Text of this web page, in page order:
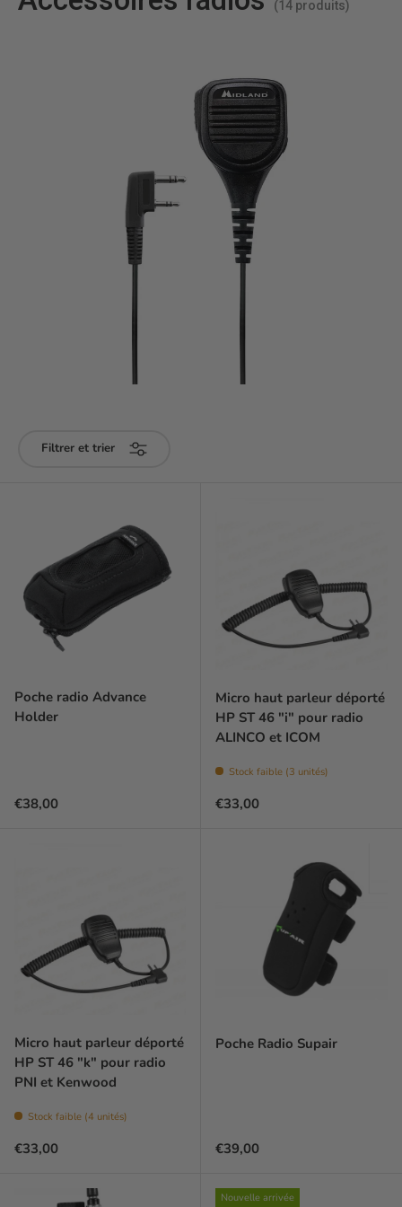
(14 produits)
Filtrer et trier
Poche radio Advance
Holder
Prix habituel
€38,00
Micro haut parleur déporté
HP ST 46 "i" pour radio
ALINCO et ICOM
Stock faible (3 unités)
Prix habituel
€33,00
Micro haut parleur déporté
HP ST 46 "k" pour radio
PNI et Kenwood
Stock faible (4 unités)
Prix habituel
€33,00
Poche Radio Supair
Prix habituel
€39,00
Nouvelle arrivée